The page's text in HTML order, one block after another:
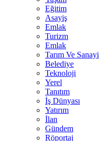
Eğitim
Asayiş
Emlak
Turizm
Emlak
Tarım Ve Sanayi
Belediye
Teknoloji
Yerel
Tanıtım
İş Dünyası
Yatırım
İlan
Gündem
Röportaj